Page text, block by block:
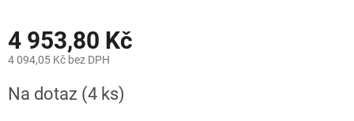
4 953,80 Kč
4 094,05 Kč bez DPH
cena:
Na dotaz (4 ks)